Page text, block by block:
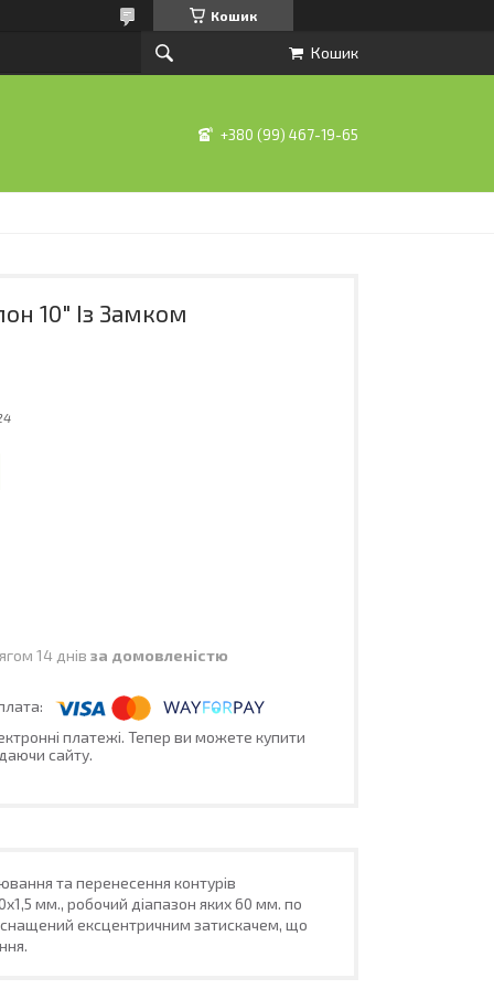
Кошик
Кошик
+380 (99) 467-19-65
10" Із Замком
14 днів за домовленістю
платежі. Тепер ви можете купити
сайту.
та перенесення контурів
мм., робочий діапазон яких 60 мм. по
ексцентричним затискачем, що